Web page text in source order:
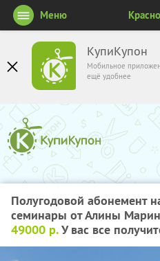
КупиКупон
Мобильное
ещё удобнее
Меню
Полугодовой абонемент
семинары от Алины
49000 р.У вас все